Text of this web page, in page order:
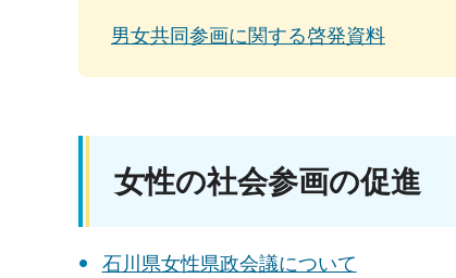
男女共同参画に関する啓発資料
女性の社会参画の促進
石川県女性県政会議について